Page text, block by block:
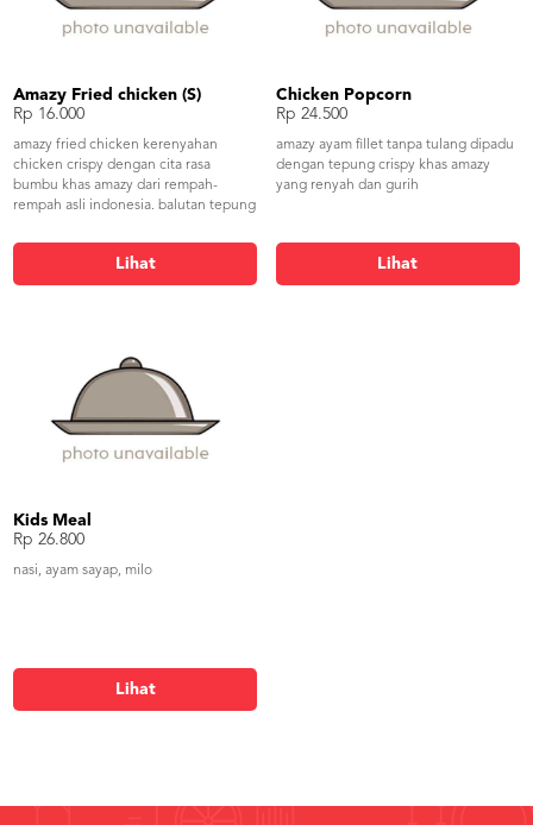
Amazy Fried chicken (S)
Rp 16.000
amazy fried chicken kerenyahan
chicken crispy dengan cita rasa
bumbu khas amazy dari rempah-
rempah asli indonesia. balutan tepung
lembut. daging ayamnya terlihat putih
dan bersih menandakan kualitas ayam
yang minim lemak, dan selalu fresh.
Lihat
Chicken Popcorn
Rp 24.500
amazy ayam fillet tanpa tulang dipadu
dengan tepung crispy khas amazy
yang renyah dan gurih
Lihat
Kids Meal
Rp 26.800
nasi, ayam sayap, milo
Lihat